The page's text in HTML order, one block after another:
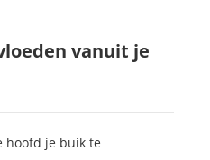
vanuit je
hoofd je buik te